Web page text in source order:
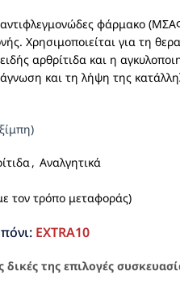
αντιφλεγμονώδες φάρμακο
Χρησιμοποιείται για τη
αρθρίτιδα και η
και τη λήψη της
, Αναλγητικά
τον τρόπο μεταφοράς)
EXTRA10
δικές της επιλογές